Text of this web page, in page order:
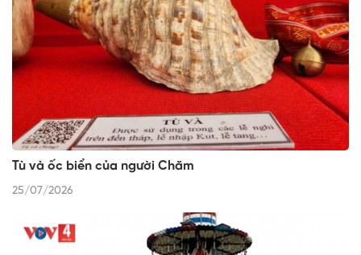
Tù và ốc biển của người Chăm
25/07/2026